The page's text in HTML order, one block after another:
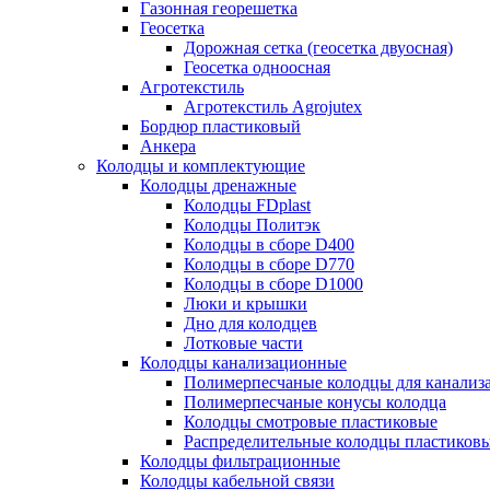
Газонная георешетка
Геосетка
Дорожная сетка (геосетка двуосная)
Геосетка одноосная
Агротекстиль
Агротекстиль Agrojutex
Бордюр пластиковый
Анкера
Колодцы и комплектующие
Колодцы дренажные
Колодцы FDplast
Колодцы Политэк
Колодцы в сборе D400
Колодцы в сборе D770
Колодцы в сборе D1000
Люки и крышки
Дно для колодцев
Лотковые части
Колодцы канализационные
Полимерпесчаные колодцы для
Полимерпесчаные конусы колодца
Колодцы смотровые пластиковые
Распределительные колодцы
Колодцы фильтрационные
Колодцы кабельной связи